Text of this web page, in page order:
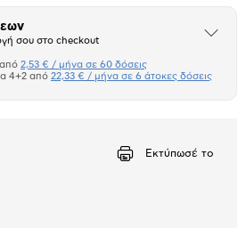
σου στο checkout
Άνοιξε
Πιστωτική κάρτα
2,53 € / μήνα σε 60 δόσεις
4+2 από 22,33 € / μήνα σε 6 άτοκες δόσεις
Εκτύπωσέ το